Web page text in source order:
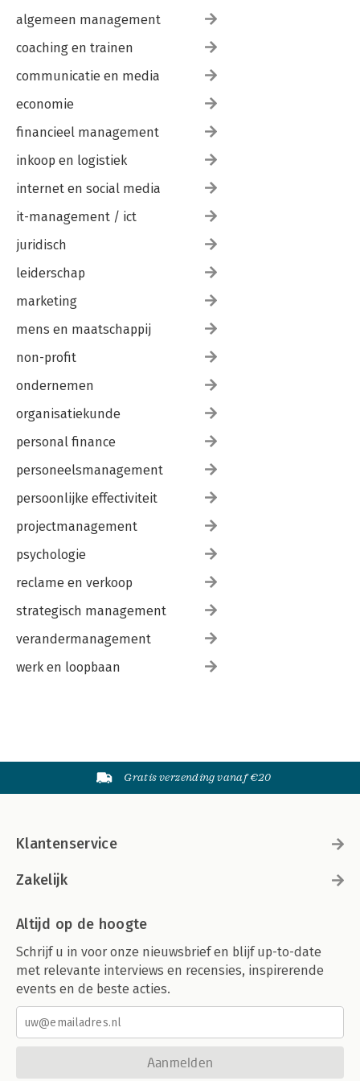
algemeen management
coaching en trainen
communicatie en media
economie
financieel management
inkoop en logistiek
internet en social media
it-management / ict
juridisch
leiderschap
marketing
mens en maatschappij
non-profit
ondernemen
organisatiekunde
personal finance
personeelsmanagement
persoonlijke effectiviteit
projectmanagement
psychologie
reclame en verkoop
strategisch management
verandermanagement
werk en loopbaan
Gratis verzending vanaf €20
Klantenservice
Zakelijk
Altijd op de hoogte
Schrijf u in voor onze nieuwsbrief en blijf up-to-date
met relevante interviews en recensies, inspirerende
events en de beste acties.
Aanmelden